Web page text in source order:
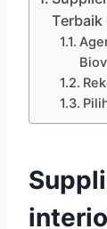
Terbaik